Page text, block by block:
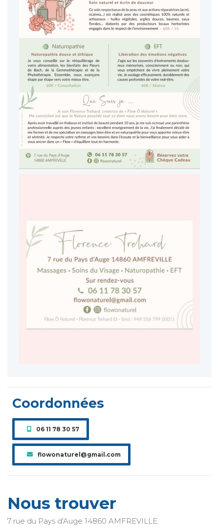
Coordonnées
06 11 78 30 57
flowonaturel@gmail.com
Nous trouver
7 rue du Pays d'Auge 14860 AMFREVILLE